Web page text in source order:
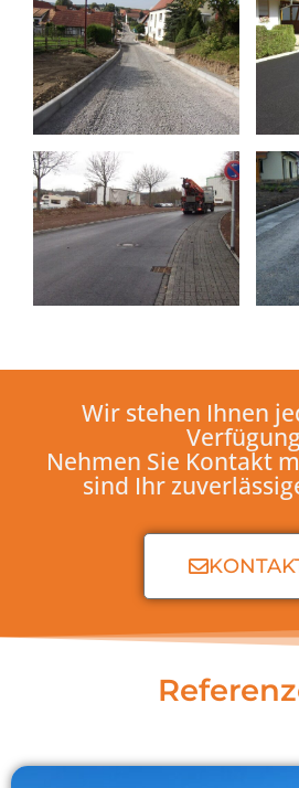
Wir stehen Ihnen
Nehmen Sie Kontakt
sind Ihr